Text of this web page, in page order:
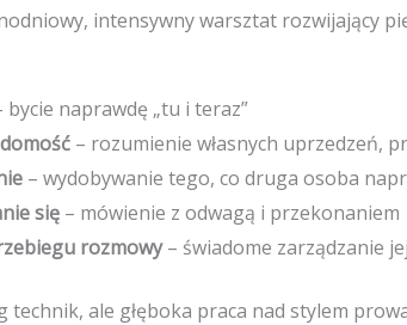
intensywny warsztat rozwijający
naprawdę „tu i teraz”
– rozumienie własnych uprzedzeń,
– wydobywanie tego, co druga osoba
się– mówienie z odwagą i przekonaniem
rozmowy– świadome zarządzanie
ale głęboka praca nad stylem